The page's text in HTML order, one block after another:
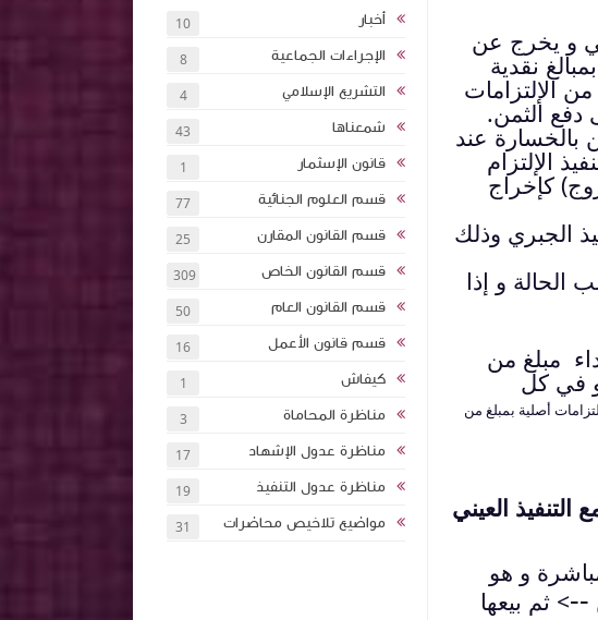
و يخرج عن
نقدية
الإلتزامات
دفع الثمن.
يلزم المدين بالخسارة عند
الإلتزام
كإخراج
فيه التنفيذ الجبري وذلك
الحالة و إذا
مبلغ من
و في كل
أصلية بمبلغ من
العيني
و هو
--> ثم بيعها
أخبار 10
الإجراءات الجماعية 8
التشريع الإسلامي 4
شمعناها 43
قانون الإسثمار 1
قسم العلوم الجنائية 77
قسم القانون المقارن 25
قسم القانون الخاص 309
قسم القانون العام 50
قسم قانون الأعمل 16
كيفاش 1
مناظرة المحاماة 3
مناظرة عدول الإشهاد 17
مناظرة عدول التنفيذ 19
مواضيع تلاخيص محاضرات 31